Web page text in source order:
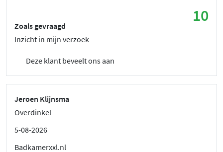
10
Zoals gevraagd
Inzicht in mijn verzoek
Deze klant beveelt ons aan
Jeroen Klijnsma
Overdinkel
5-08-2026
Badkamerxxl.nl